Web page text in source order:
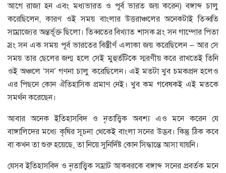
আগে রাজা হন এবং মধ্যভারত ও পূর্ব ভারত জয় করেন) বঙ্গাব্দ চালু
করেছিলেন, কারণ ওই সময় বাংলার উত্তরাঞ্চলের অনেকটাই তিব্বতি
সাম্রাজ্যের অন্তর্ভূক্ত ছিলো। তিব্বতের বিখ্যাত শাসক স্রং সন গাম্পোর পিতা
স্রং সন এক সময় পূর্ব ভারতের বিস্তীর্ণ এলাকা জয় করেছিলেন – আর সে
সময় তার ছেলের জন্ম হলে সেই মুহুর্তটিকে স্মরণীয় করে রাখতেই তিনি
ওই অঞ্চলে ‘সন’ গণনা চালু করেছিলেন। এই মতটা খুব চমকপ্রদ হলেও
এর পিছনে কোন ঐতিহাসিক প্রমাণ নেই। খুব কম গবেষকই এই মতকে
সমর্থন করেছেন।
আবার অনেক ইতিহাসবিদ ও নৃতাত্ত্বিক অবশ্য এও মনে করেন যে
বাঙ্গালিদের মধ্যে কৃষির সূচনা থেকেই বাংলা সনের উদ্ভব। কিন্তু ঠিক কবে
বা কখন তা শুরু হয়েছে, তা নিয়ে সুনির্দিষ্ট কোন সিদ্ধান্তে আসা যায়নি।
যেসব ইতিহাসবিদ ও নৃতাত্ত্বিক সম্রাট আকবরকে বঙ্গাব্দ সনের প্রবর্তক মনে